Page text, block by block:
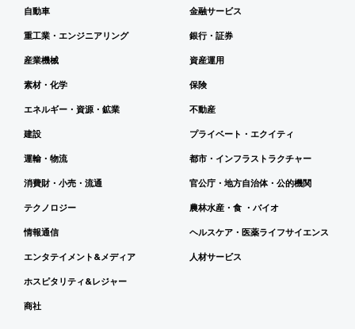
自動車
重工業・エンジニアリング
産業機械
素材・化学
エネルギー・資源・鉱業
建設
運輸・物流
消費財・小売・流通
テクノロジー
情報通信
エンタテイメント&メディア
ホスピタリティ&レジャー
商社
金融サービス
銀行・証券
資産運用
保険
不動産
プライベート・エクイティ
都市・インフラストラクチャー
官公庁・地方自治体・公的機関
農林水産・食 ・バイオ
ヘルスケア・医薬ライフサイエンス
人材サービス